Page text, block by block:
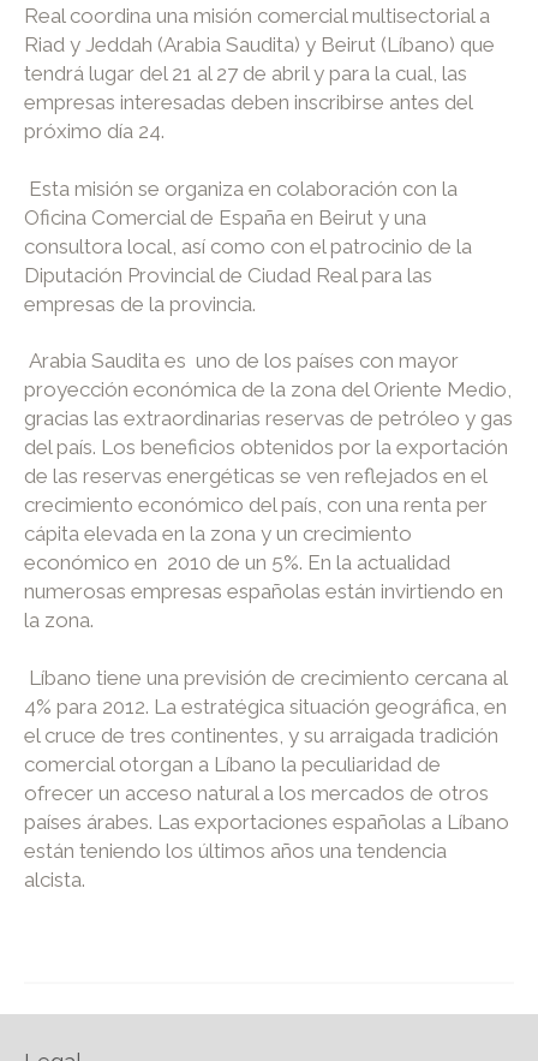
Real coordina una misión comercial multisectorial a
Riad y Jeddah (Arabia Saudita) y Beirut (Líbano) que
tendrá lugar del 21 al 27 de abril y para la cual, las
empresas interesadas deben inscribirse antes del
próximo día 24.
Esta misión se organiza en colaboración con la
Oficina Comercial de España en Beirut y una
consultora local, así como con el patrocinio de la
Diputación Provincial de Ciudad Real para las
empresas de la provincia.
Arabia Saudita es uno de los países con mayor
proyección económica de la zona del Oriente Medio,
gracias las extraordinarias reservas de petróleo y gas
del país. Los beneficios obtenidos por la exportación
de las reservas energéticas se ven reflejados en el
crecimiento económico del país, con una renta per
cápita elevada en la zona y un crecimiento
económico en 2010 de un 5%. En la actualidad
numerosas empresas españolas están invirtiendo en
la zona.
Líbano tiene una previsión de crecimiento cercana al
4% para 2012. La estratégica situación geográfica, en
el cruce de tres continentes, y su arraigada tradición
comercial otorgan a Líbano la peculiaridad de
ofrecer un acceso natural a los mercados de otros
países árabes. Las exportaciones españolas a Líbano
están teniendo los últimos años una tendencia
alcista.